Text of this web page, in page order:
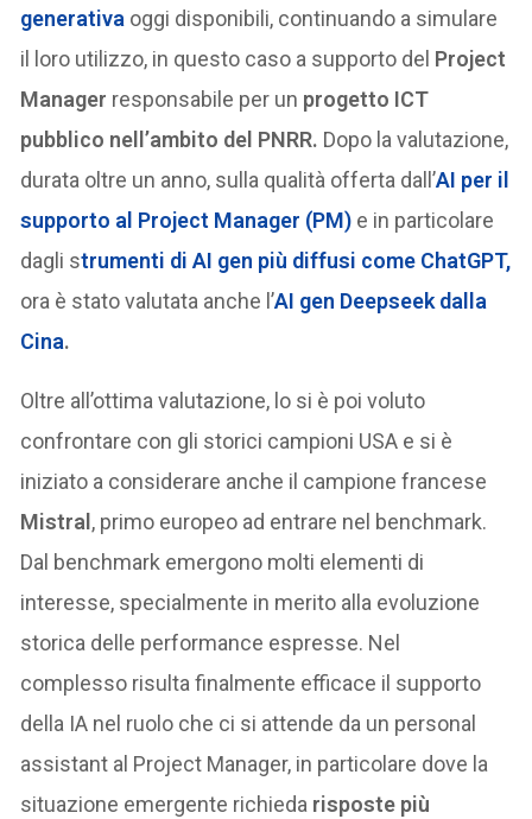
generativa oggi disponibili, continuando a simulare
il loro utilizzo, in questo caso a supporto del Project
Manager responsabile per un progetto ICT
pubblico nell’ambito del PNRR. Dopo la valutazione,
durata oltre un anno, sulla qualità offerta dall’AI per il
supporto al Project Manager (PM) e in particolare
dagli strumenti di AI gen più diffusi come ChatGPT,
ora è stato valutata anche l’AI gen Deepseek dalla
Cina.
Oltre all’ottima valutazione, lo si è poi voluto
confrontare con gli storici campioni USA e si è
iniziato a considerare anche il campione francese
Mistral , primo europeo ad entrare nel benchmark.
Dal benchmark emergono molti elementi di
interesse, specialmente in merito alla evoluzione
storica delle performance espresse. Nel
complesso risulta finalmente efficace il supporto
della IA nel ruolo che ci si attende da un personal
assistant al Project Manager, in particolare dove la
situazione emergente richieda risposte più